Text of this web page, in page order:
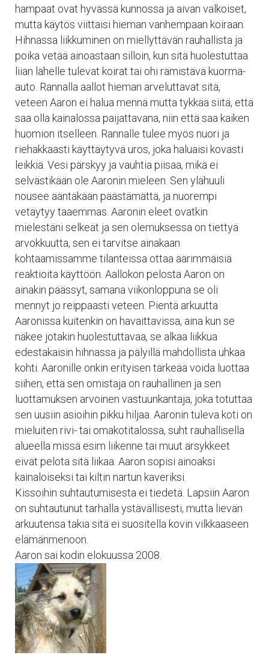
hampaat ovat hyvässä kunnossa ja aivan valkoiset,
mutta käytös viittaisi hieman vanhempaan koiraan.
Hihnassa liikkuminen on miellyttävän rauhallista ja
poika vetää ainoastaan silloin, kun sitä huolestuttaa
liian lähelle tulevat koirat tai ohi rämistävä kuorma-
auto. Rannalla aallot hieman arveluttavat sitä,
veteen Aaron ei halua mennä mutta tykkää siitä, että
saa olla kainalossa paijattavana, niin että saa kaiken
huomion itselleen. Rannalle tulee myös nuori ja
riehakkaasti käyttäytyvä uros, joka haluaisi kovasti
leikkiä. Vesi pärskyy ja vauhtia piisaa, mikä ei
selvästikään ole Aaronin mieleen. Sen ylähuuli
nousee ääntäkään päästämättä, ja nuorempi
vetäytyy taaemmas. Aaronin eleet ovatkin
mielestäni selkeät ja sen olemuksessa on tiettyä
arvokkuutta, sen ei tarvitse ainakaan
kohtaamissamme tilanteissa ottaa äärimmäisiä
reaktioita käyttöön. Aallokon pelosta Aaron on
ainakin päässyt, samana viikonloppuna se oli
mennyt jo reippaasti veteen. Pientä arkuutta
Aaronissa kuitenkin on havaittavissa, aina kun se
näkee jotakin huolestuttavaa, se alkaa liikkua
edestakaisin hihnassa ja pälyillä mahdollista uhkaa
kohti. Aaronille onkin erityisen tärkeää voida luottaa
siihen, että sen omistaja on rauhallinen ja sen
luottamuksen arvoinen vastuunkantaja, joka totuttaa
sen uusiin asioihin pikku hiljaa. Aaronin tuleva koti on
mieluiten rivi- tai omakotitalossa, suht rauhallisella
alueella missä esim liikenne tai muut ärsykkeet
eivät pelota sitä liikaa. Aaron sopisi ainoaksi
kainaloiseksi tai kiltin nartun kaveriksi.
Kissoihin suhtautumisesta ei tiedetä. Lapsiin Aaron
on suhtautunut tarhalla ystävällisesti, mutta lievän
arkuutensa takia sitä ei suositella kovin vilkkaaseen
elämänmenoon.
Aaron sai kodin elokuussa 2008.